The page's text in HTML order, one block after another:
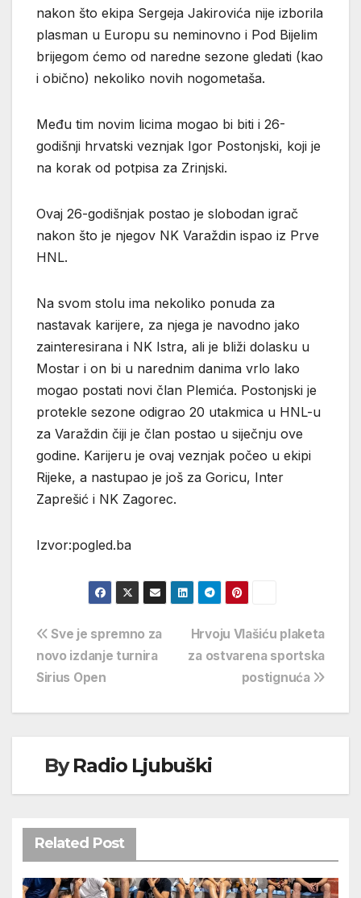
nakon što ekipa Sergeja Jakirovića nije izborila
plasman u Europu su neminovno i Pod Bijelim
brijegom ćemo od naredne sezone gledati (kao
i obično) nekoliko novih nogometaša.
Među tim novim licima mogao bi biti i 26-
godišnji hrvatski veznjak Igor Postonjski, koji je
na korak od potpisa za Zrinjski.
Ovaj 26-godišnjak postao je slobodan igrač
nakon što je njegov NK Varaždin ispao iz Prve
HNL.
Na svom stolu ima nekoliko ponuda za
nastavak karijere, za njega je navodno jako
zainteresirana i NK Istra, ali je bliži dolasku u
Mostar i on bi u narednim danima vrlo lako
mogao postati novi član Plemića. Postonjski je
protekle sezone odigrao 20 utakmica u HNL-u
za Varaždin čiji je član postao u siječnju ove
godine. Karijeru je ovaj veznjak počeo u ekipi
Rijeke, a nastupao je još za Goricu, Inter
Zaprešić i NK Zagorec.
Izvor:pogled.ba
Navigacija
objava
Hrvoju Vlašiću plaketa
za ostvarena sportska
postignuća
Sve je spremno za
novo izdanje turnira
Sirius Open
ByRadio Ljubuški
Related Post